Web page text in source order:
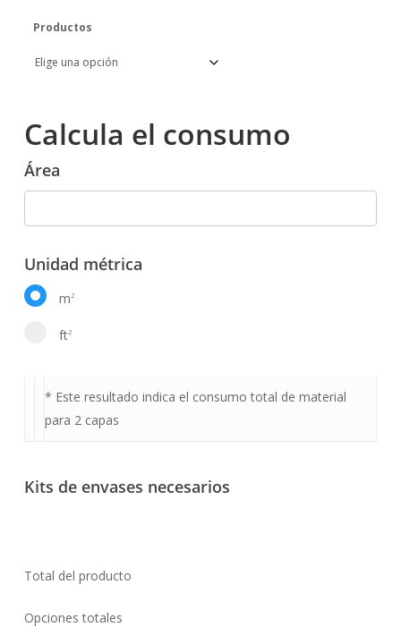
Productos
Calcula el consumo
Área
Unidad métrica
m2
ft2
* Este resultado indica el consumo total de material
para 2 capas
Kits de envases necesarios
Total del producto
Opciones totales